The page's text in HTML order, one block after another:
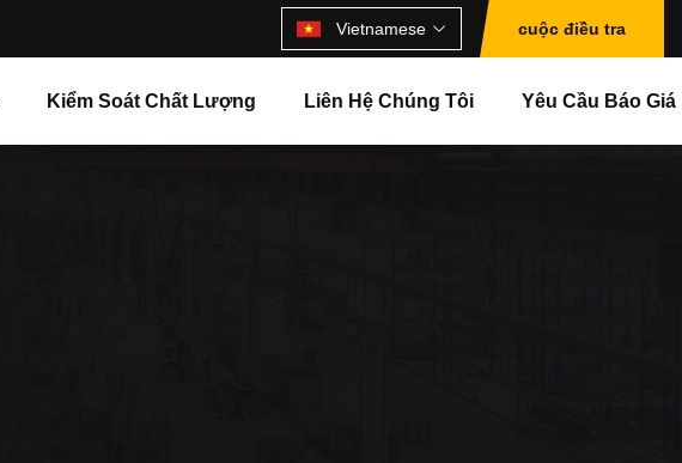
Vietnamese cuộc điều tra
Kiểm Soát Chất Lượng Liên Hệ Chúng Tôi Yêu Cầu Báo Giá